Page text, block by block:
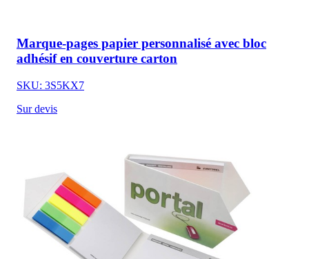
Marque-pages papier personnalisé avec bloc
adhésif en couverture carton
SKU: 3S5KX7
Sur devis